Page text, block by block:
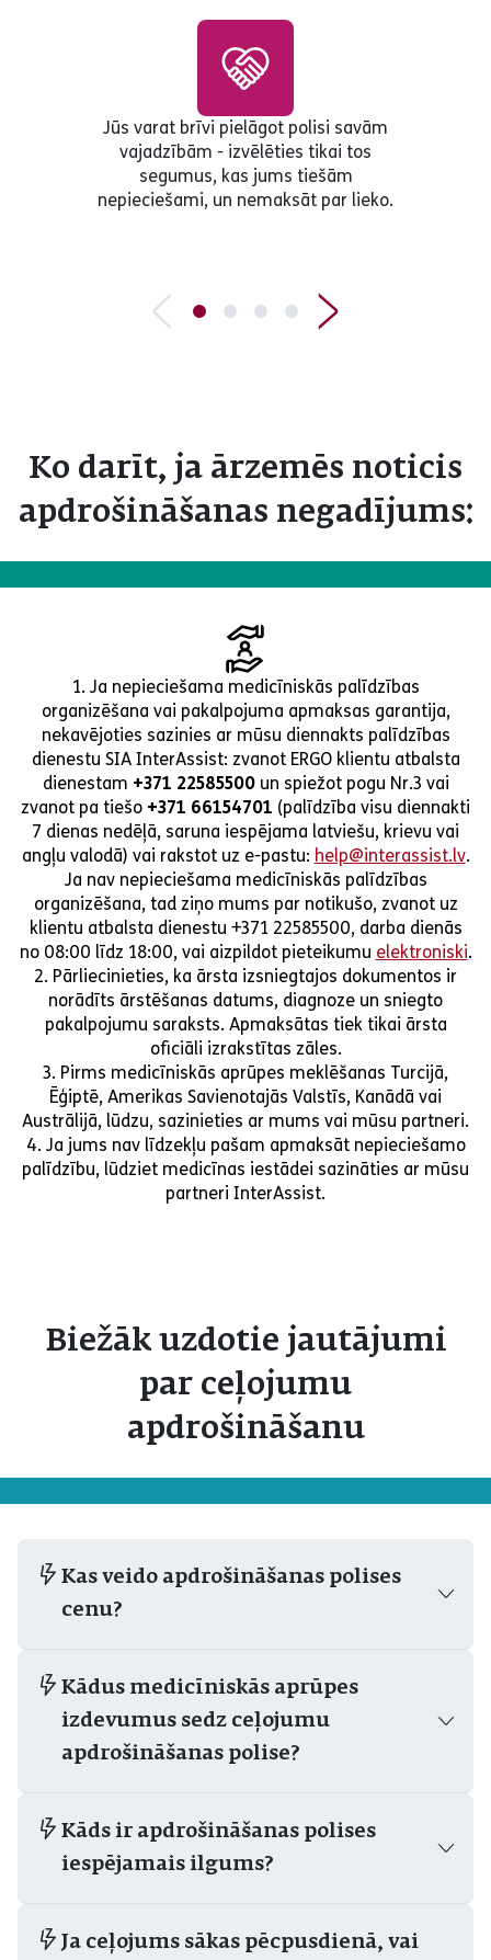
Jūs varat brīvi pielāgot polisi savām
vajadzībām - izvēlēties tikai tos
segumus, kas jums tiešām
nepieciešami, un nemaksāt par lieko.
Ko darīt, ja ārzemēs noticis
apdrošināšanas negadījums:
1. Ja nepieciešama medicīniskās palīdzības
organizēšana vai pakalpojuma apmaksas garantija,
nekavējoties sazinies ar mūsu diennakts palīdzības
dienestu SIA InterAssist: zvanot ERGO klientu atbalsta
dienestam +371 22585500un spiežot pogu Nr.3 vai
zvanot pa tiešo +371 66154701 (palīdzība visu diennakti
7 dienas nedēļā, saruna iespējama latviešu, krievu vai
angļu valodā) vai rakstot uz e-pastu: help@interassist.lv.
Ja nav nepieciešama medicīniskās palīdzības
organizēšana, tad ziņo mums par notikušo, zvanot uz
klientu atbalsta dienestu +371 22585500, darba dienās
no 08:00 līdz 18:00, vai aizpildot pieteikumu elektroniski.
2. Pārliecinieties, ka ārsta izsniegtajos dokumentos ir
norādīts ārstēšanas datums, diagnoze un sniegto
pakalpojumu saraksts. Apmaksātas tiek tikai ārsta
oficiāli izrakstītas zāles.
3. Pirms medicīniskās aprūpes meklēšanas Turcijā,
Ēģiptē, Amerikas Savienotajās Valstīs, Kanādā vai
Austrālijā, lūdzu, sazinieties ar mums vai mūsu partneri.
4. Ja jums nav līdzekļu pašam apmaksāt nepieciešamo
palīdzību, lūdziet medicīnas iestādei sazināties ar mūsu
partneri InterAssist.
Biežāk uzdotie jautājumi
par ceļojumu
apdrošināšanu
Kas veido apdrošināšanas polises
cenu?
Kādus medicīniskās aprūpes
izdevumus sedz ceļojumu
apdrošināšanas polise?
Kāds ir apdrošināšanas polises
iespējamais ilgums?
Ja ceļojums sākas pēcpusdienā, vai